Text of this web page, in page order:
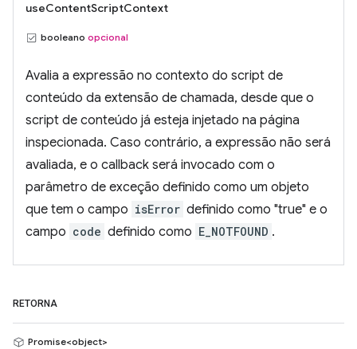
useContentScriptContext
booleano opcional
Avalia a expressão no contexto do script de
conteúdo da extensão de chamada, desde que o
script de conteúdo já esteja injetado na página
inspecionada. Caso contrário, a expressão não será
avaliada, e o callback será invocado com o
parâmetro de exceção definido como um objeto
que tem o campo isError definido como "true" e o
campo code definido como E_NOTFOUND .
RETORNA
Promise<object>